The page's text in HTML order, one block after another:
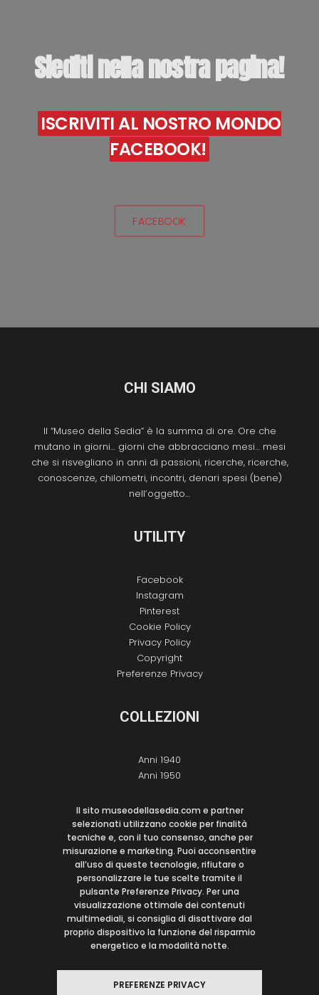
Sieditinellanostrapagina!
ISCRIVITI AL NOSTRO MONDO
FACEBOOK!
FACEBOOK
CHI SIAMO
Il “Museo della Sedia” è la summa di ore. Ore che
mutano in giorni… giorni che abbracciano mesi… mesi
che si risvegliano in anni di passioni, ricerche, ricerche,
conoscenze, chilometri, incontri, denari spesi (bene)
nell’oggetto…
UTILITY
Facebook
Instagram
Pinterest
Cookie Policy
Privacy Policy
Copyright
Preferenze Privacy
COLLEZIONI
Anni 1940
Anni 1950
Anni 1970
Anni 1980
Anni 1990
Anni 2000
CONTATTI
M:info@museodellasedia.com
© 2021 Museo Della Sedia
Tutti i Diritti Riservati
Il sito museodellasedia.com e partner
selezionati utilizzano cookie per finalità
tecniche e, con il tuo consenso, anche per
misurazione e marketing. Puoi acconsentire
all’uso di queste tecnologie, rifiutare o
personalizzare le tue scelte tramite il
pulsante Preferenze Privacy. Per una
visualizzazione ottimale dei contenuti
multimediali, si consiglia di disattivare dal
proprio dispositivo la funzione del risparmio
energetico e la modalità notte.
PREFERENZE PRIVACY